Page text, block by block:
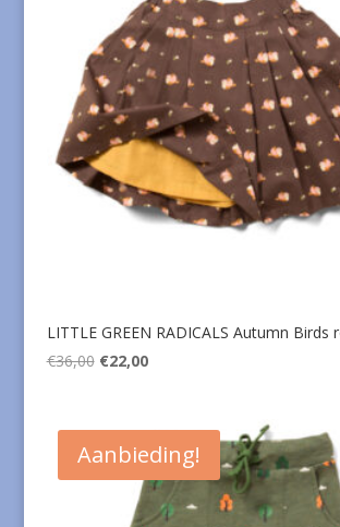
LITTLE GREEN RADICALS Autumn Birds
€36,00 Oorspronkelijke
€36,00.
€22,00Huidige
€22,00.
Aanbieding!